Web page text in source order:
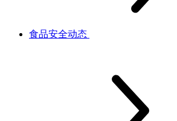
食品安全动态